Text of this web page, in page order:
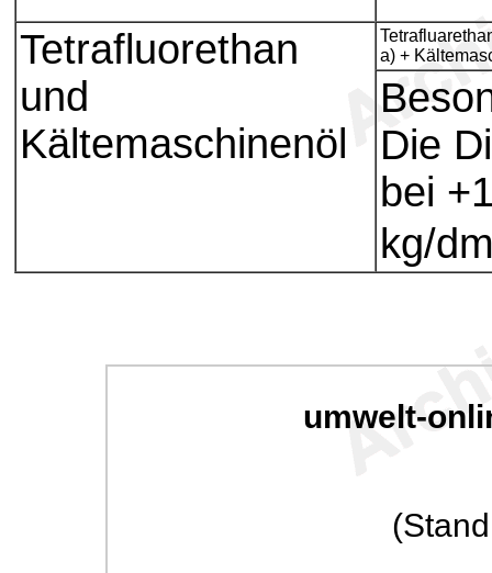
Tetrafluorethan
und
Kältemaschinenöl
a) +
Die
bei
kg/
umwelt-